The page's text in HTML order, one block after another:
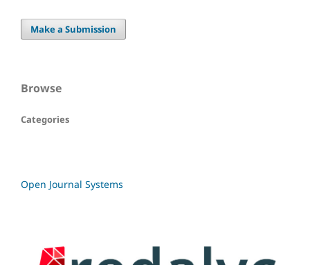
Make a Submission
Browse
Categories
Open Journal Systems